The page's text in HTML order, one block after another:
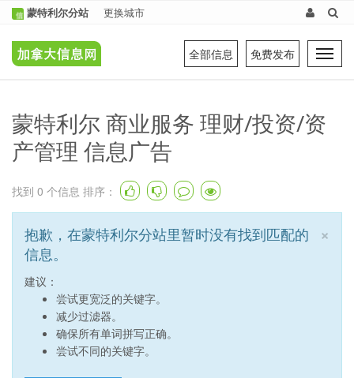
蒙特利尔分站 更换城市
免费发布
全部信息
蒙特利尔 商业服务 理财/投资/资
产管理 信息广告
找到 0 个信息 排序：
×
抱歉，在蒙特利尔分站里暂时没有找到匹配的
信息。
建议：
尝试更宽泛的关键字。
减少过滤器。
确保所有单词拼写正确。
尝试不同的关键字。